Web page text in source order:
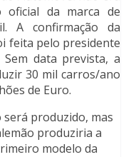
da marca de
A confirmação da
feita pelo presidente
data prevista, a
30 mil carros/ano
de Euro.
produzido, mas
produziria a
modelo da